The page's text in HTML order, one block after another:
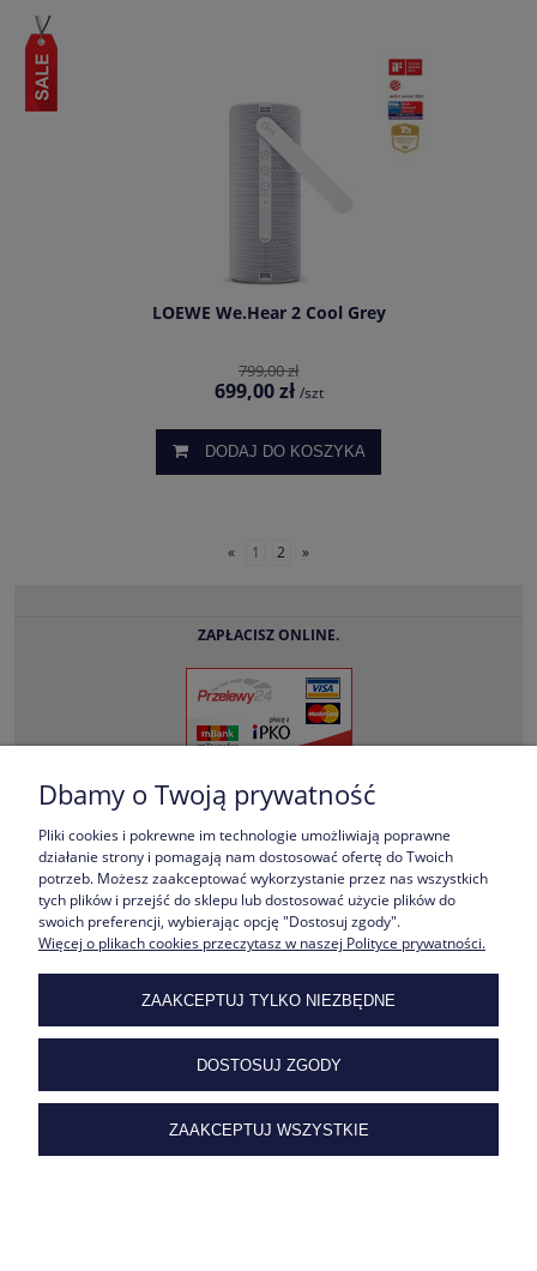
LOEWE We.Hear 2 Cool Grey
799,00 zł
699,00 zł /szt
DODAJ DO KOSZYKA
« 1 2 »
ZAPŁACISZ ONLINE.
KUPISZ NA RATY ONLINE.
M Bank SA
36 1140 1889 0000 4869 6300 1001
ZNAJDZIESZ NAS NA:
Dbamy o Twoją prywatność
Pliki cookies i pokrewne im technologie umożliwiają poprawne
działanie strony i pomagają nam dostosować ofertę do Twoich
potrzeb. Możesz zaakceptować wykorzystanie przez nas wszystkich
tych plików i przejść do sklepu lub dostosować użycie plików do
swoich preferencji, wybierając opcję "Dostosuj zgody".
Więcej o plikach cookies przeczytasz w naszej Polityce prywatności.
ZAAKCEPTUJ TYLKO NIEZBĘDNE
DOSTOSUJ ZGODY
ZAAKCEPTUJ WSZYSTKIE